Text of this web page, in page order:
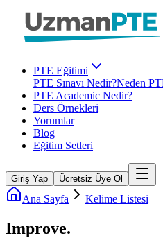
PTE Eğitimi
PTE Sınavı Nedir?Neden
PTE Academic Nedir?
Ders Örnekleri
Yorumlar
Blog
Eğitim Setleri
Giriş Yap Ücretsiz Üye Ol
Ana Sayfa Kelime Listesi
Improve.